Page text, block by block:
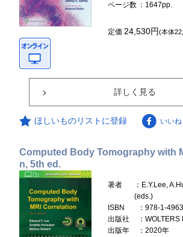
ページ数 ：1647pp.
定価24,530円(本体
詳しく見る
ほしいものリストに登録 いいね
Computed Body Tomography with
n, 5th ed.
著者
：E.Y.Lee,
(eds.)
ISBN
：978-1-
出版社
：
出版年
：2020年